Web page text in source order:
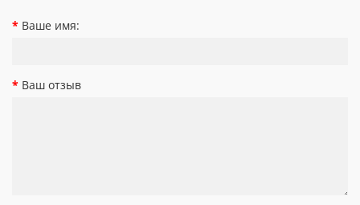
Ваше имя:
Ваш отзыв